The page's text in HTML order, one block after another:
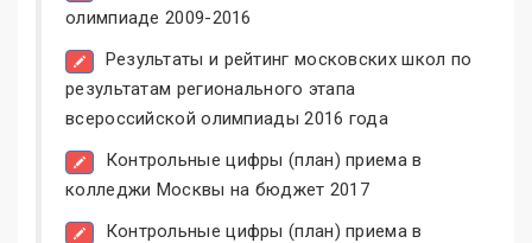
олимпиаде 2009-2016
Результаты и рейтинг московских школ по
результатам регионального этапа
всероссийской олимпиады 2016 года
Контрольные цифры (план) приема в
колледжи Москвы на бюджет 2017
Контрольные цифры (план) приема в